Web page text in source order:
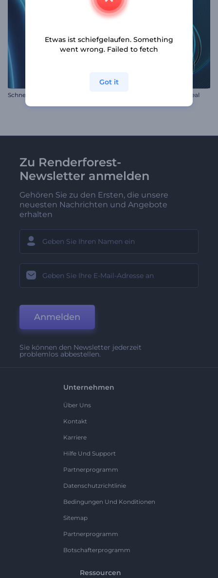
Schnelles Intro für Neonebenen Wirbelnde Ringe Logo Reveal
Zu Renderforest-
Newsletter anmelden
Gehören Sie zu den Ersten, die unsere
neuesten Nachrichten und Angebote
erhalten
Anmelden
Sie können den Newsletter jederzeit
problemlos abbestellen.
Unternehmen
Über Uns
Kontakt
Karriere
Hilfe Und Support
Partnerprogramm
Datenschutzrichtlinie
Bedingungen Und Konditionen
Sitemap
Partnerprogramm
Botschafterprogramm
Ressourcen
Etwas ist schiefgelaufen. Something
went wrong. Failed to fetch
Got it